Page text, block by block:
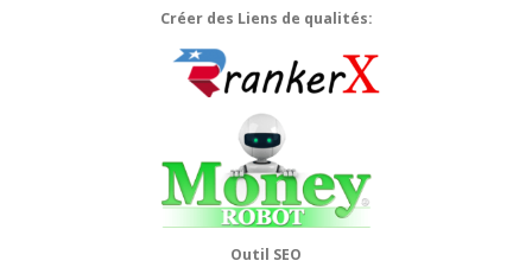
Créer des Liens de qualités:
Outil SEO